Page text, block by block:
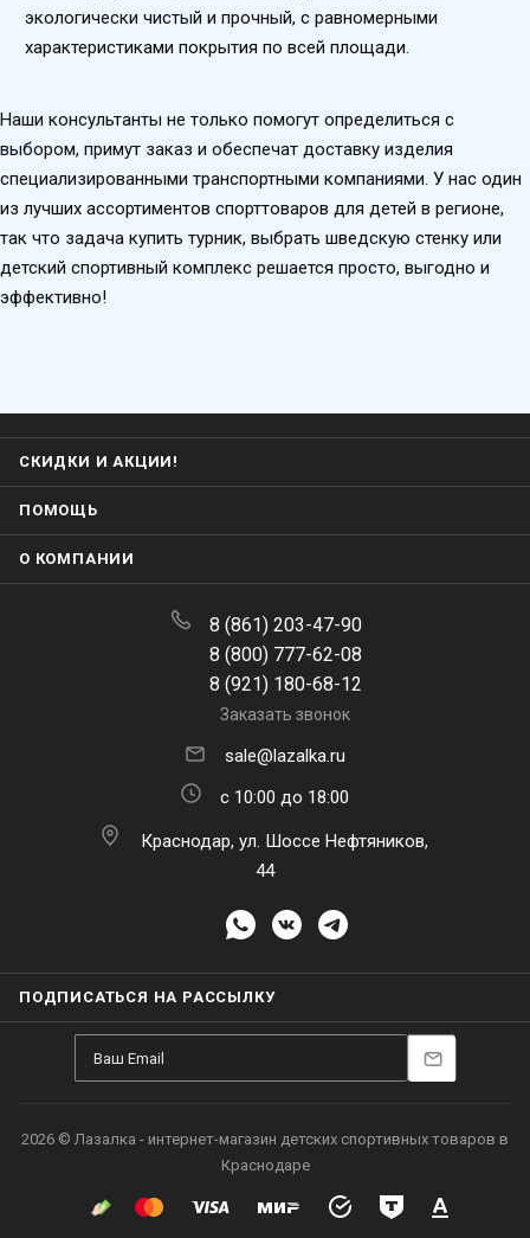
экологически чистый и прочный, с равномерными
характеристиками покрытия по всей площади.
Наши консультанты не только помогут определиться с
выбором, примут заказ и обеспечат доставку изделия
специализированными транспортными компаниями. У нас один
из лучших ассортиментов спорттоваров для детей в регионе,
так что задача купить турник, выбрать шведскую стенку или
детский спортивный комплекс решается просто, выгодно и
эффективно!
СКИДКИ И АКЦИИ!
ПОМОЩЬ
О КОМПАНИИ
8 (861) 203-47-90
8 (800) 777-62-08
8 (921) 180-68-12
Заказать звонок
sale@lazalka.ru
с 10:00 до 18:00
Краснодар, ул. Шоссе Нефтяников,
44
ПОДПИСАТЬСЯ НА РАССЫЛКУ
2026 © Лазалка - интернет-магазин детских спортивных товаров в
Краснодаре